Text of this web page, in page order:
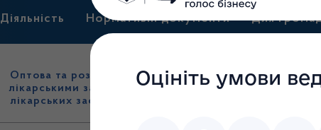
Діяльність Нормативні документи Для
Оптова та роздрібна торгівля
лікарськими засобами, імпорт
лікарських засобів (крім АФІ)
Державний
нагляд